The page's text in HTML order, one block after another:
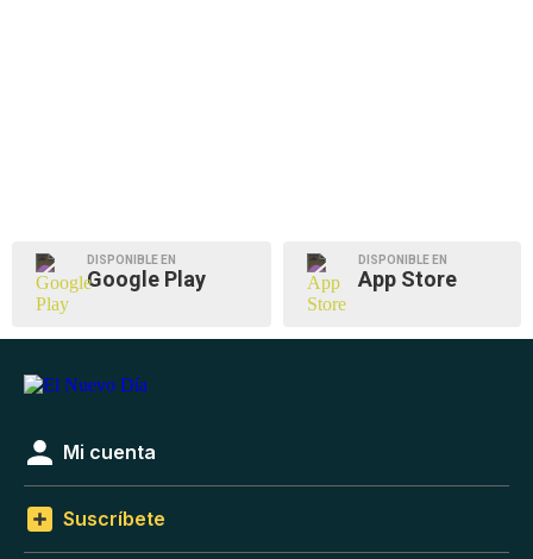
DISPONIBLE EN
Google Play
DISPONIBLE EN
App Store
Mi cuenta
Suscríbete